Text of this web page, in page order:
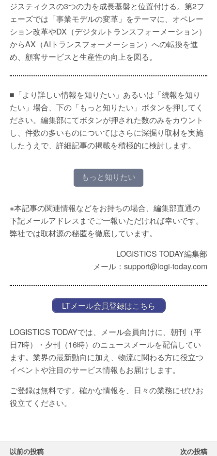
ジスティクスの3つの力を成長基盤と位置付ける。第2フ
ェーズでは「事業モデルの変革」をテーマに、オペレー
ション改革やDX（デジタルトランスフォーメーション）
からAX（AIトランスフォーメーション）への転換を進
め、顧客サービスと生産性の向上を図る。
■「より詳しい情報を知りたい」あるいは「続報を知り
たい」場合、下の「もっと知りたい」ボタンを押してく
ださい。編集部にてボタンが押された数のみをカウント
し、件数の多いものについてはさらに深掘り取材を実施
したうえで、詳細記事の掲載を積極的に検討します。
もっと知りたい
※本記事の関連情報などをお持ちの場合、編集部直通の
下記メールアドレスまでご一報いただければ幸いです。
弊社では取材源の秘匿を徹底しています。
LOGISTICS TODAY編集部
メール：support@logi-today.com
LTメール会員登録はこちら
LOGISTICS TODAYでは、メール会員向けに、朝刊（平
日7時）・夕刊（16時）のニュースメールを配信してい
ます。業界の最新動向に加え、物流に関わる方に役立つ
イベントや注目のサービス情報もお届けします。
ご登録は無料です。確かな情報を、日々の業務にぜひお
役立てください。
以前の投稿 次の投稿